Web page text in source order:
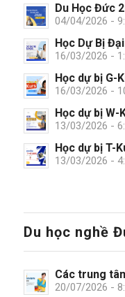
Du Học Đức
04/04/2026 -
Học Dự Bị
16/03/2026 -
Học dự bị G-
16/03/2026 -
Học dự bị
13/03/2026 -
Học dự bị T-
13/03/2026 -
Du học nghề
Các trung
20/07/2026 -